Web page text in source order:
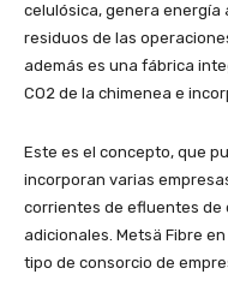
celulósica, genera energía
residuos de las
además es una fábrica
CO2 de la chimenea e
Este es el concepto, que
incorporan varias
corrientes de efluentes de
adicionales. Metsä Fibre
tipo de consorcio de